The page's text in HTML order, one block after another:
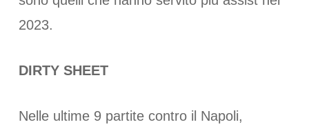
2023.
DIRTY SHEET
Nelle ultime 9 partite contro il Napoli,